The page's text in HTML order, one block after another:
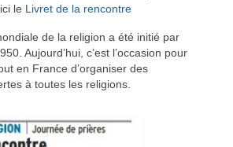
le Livret de la rencontre
de la religion a été initié par
Aujourd’hui, c’est l’occasion pour
en France d’organiser des
à toutes les religions.